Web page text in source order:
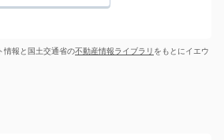
情報と国土交通省の不動産情報ライブラリ をもとにイエウ